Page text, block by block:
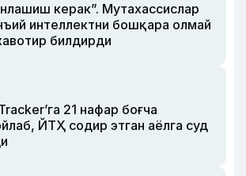
керак”. Мутахассислар
интеллектни бошқара олмай
билдирди
21 нафар боғча
ЙТҲ содир этган аёлга суд